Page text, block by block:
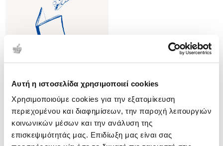
Αυτή η ιστοσελίδα χρησιμοποιεί cookies
Χρησιμοποιούμε cookies για την εξατομίκευση
περιεχομένου και διαφημίσεων, την παροχή λειτουργιών
κοινωνικών μέσων και την ανάλυση της
επισκεψιμότητάς μας. Επιδίωξη μας είναι σας
(0)
Η ΝΥΧΤΑ ΘΑ ΕΙΝΑΙ ΣΚΥΛΑ
GENEVE MAX
Κωδ. Πολιτείας:0520-0078